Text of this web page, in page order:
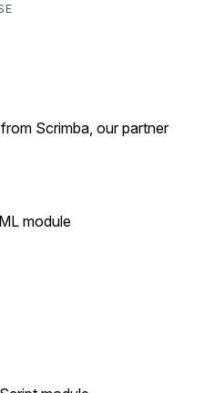
Scrimba, our partner
module